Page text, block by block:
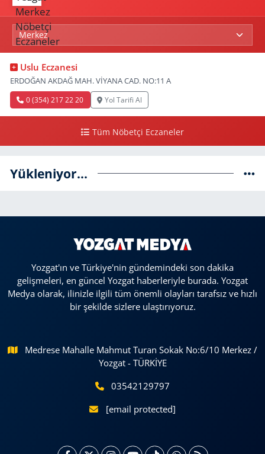
Uslu Eczanesi
ERDOĞAN AKDAĞ MAH. VİYANA CAD. NO:11 A
0 (354) 217 22 20 Yol Tarifi Al
Tüm Nöbetçi Eczaneler
Yükleniyor...
Yozgat'ın ve Türkiye'nin gündemindeki son dakika
gelişmeleri, en güncel Yozgat haberleriyle burada. Yozgat
Medya olarak, ilinizle ilgili tüm önemli olayları tarafsız ve hızlı
bir şekilde sizlere ulaştırıyoruz.
Medrese Mahalle Mahmut Turan Sokak No:6/10 Merkez /
Yozgat - TÜRKİYE
03542129797
[email protected]